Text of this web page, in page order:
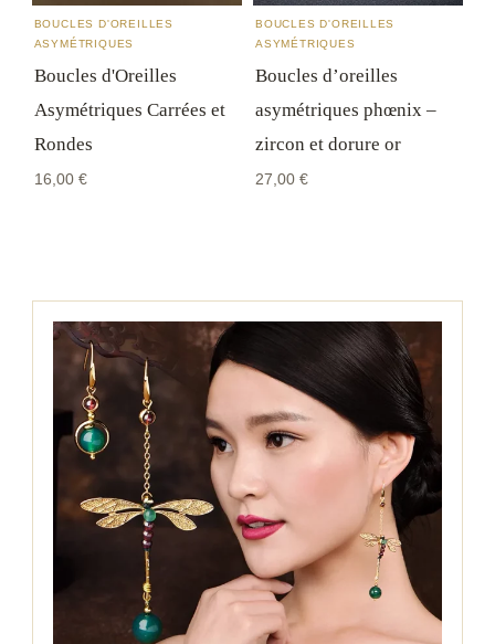
BOUCLES D'OREILLES
ASYMÉTRIQUES
Boucles d'Oreilles
Asymétriques Carrées et
Rondes
16,00 €
BOUCLES D'OREILLES
ASYMÉTRIQUES
Boucles d’oreilles
asymétriques phœnix –
zircon et dorure or
27,00 €